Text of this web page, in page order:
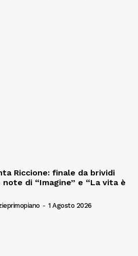
Riccione: finale da brividi
di “Imagine” e “La vita è
- 1 Agosto 2026